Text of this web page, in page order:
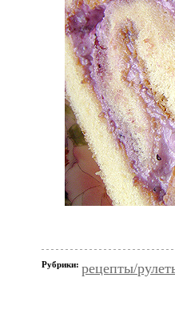
Рубрики: рецепты/